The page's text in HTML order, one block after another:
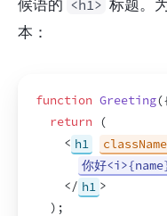
候语的 <h1> 标题。
本：
function Greeting(
return
(
< h1
你好
</ h1 >
) ;